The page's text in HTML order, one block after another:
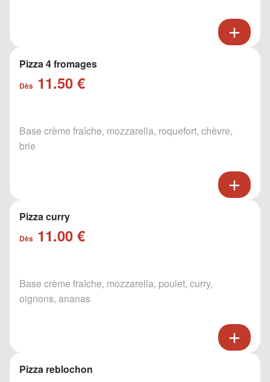
Pizza 4 fromages
Dès 11.50 €
Base crème fraîche, mozzarella, roquefort, chèvre,
brie
Pizza curry
Dès 11.00 €
Base crème fraîche, mozzarella, poulet, curry,
oignons, ananas
Pizza reblochon